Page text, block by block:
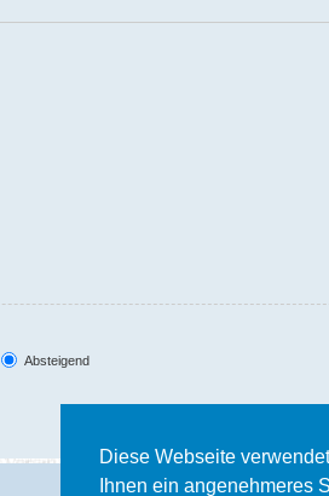
Diese Webseite
Ihnen ein angenehmeres
Absteigend